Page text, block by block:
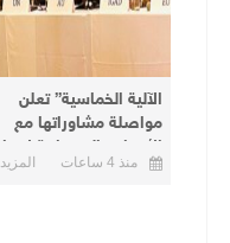
الآلية الخماسية” تعلن
مواصلة مشاوراتها مع
الأطراف السودانية لإنهاء
الأزمة الحالية
منذ 4 ساعات المزيد